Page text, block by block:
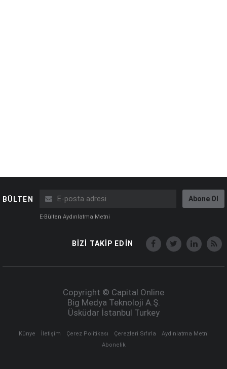
BÜLTEN Abone Ol
E-Bülten Aydınlatma Metni
BİZİ TAKİP EDİN
Copyright © Capital Online
Big Medya Teknoloji A.Ş.
Üsküdar İstanbul Turkey
Künye İletişim Çerez Politikası Çerezleri Sıfırla
Aydınlatma Metni
Abonelik